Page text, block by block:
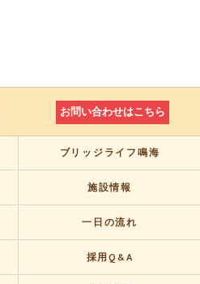
お問い合わせはこちら
ブリッジライフ鳴海
施設情報
一日の流れ
採用Q&A